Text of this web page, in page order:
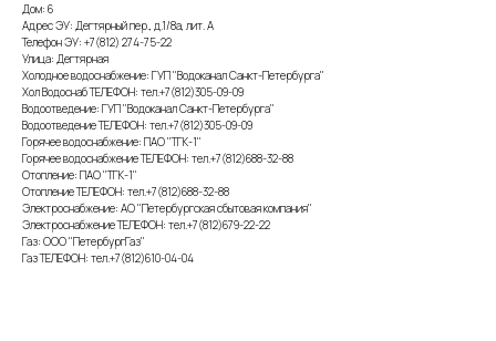
Дом: 6
Адрес ЭУ: Дегтярный пер., д.1/8а, лит. А
Телефон ЭУ: +7(812) 274-75-22
Улица: Дегтярная
Холодное водоснабжение: ГУП "Водоканал Санкт-Петербурга"
Хол Водоснаб ТЕЛЕФОН: тел.+7(812)305-09-09
Водоотведение: ГУП "Водоканал Санкт-Петербурга"
Водоотведение ТЕЛЕФОН: тел.+7(812)305-09-09
Горячее водоснабжение: ПАО "ТГК-1"
Горячее водоснабжение ТЕЛЕФОН: тел.+7(812)688-32-88
Отопление: ПАО "ТГК-1"
Отопление ТЕЛЕФОН: тел.+7(812)688-32-88
Электроснабжение: АО "Петербургская сбытовая компания"
Электроснабжение ТЕЛЕФОН: тел.+7(812)679-22-22
Газ: ООО "ПетербургГаз"
Газ ТЕЛЕФОН: тел.+7(812)610-04-04